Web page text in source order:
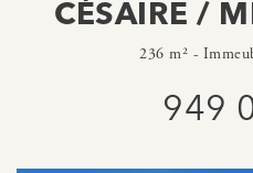
CÉSAIRE /
236 m² -
949